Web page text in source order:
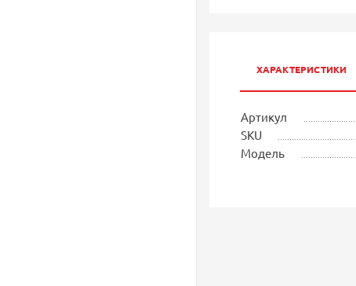
ХАРАКТЕРИСТИКИ
Артикул
SKU
Модель